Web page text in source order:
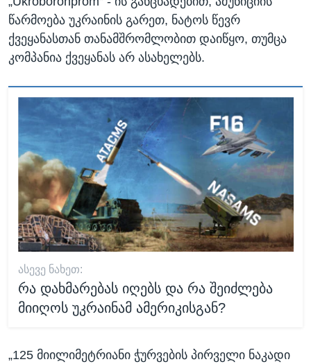
წარმოება უკრაინის გარეთ, ნატოს წევრ
ქვეყანასთან თანამშრომლობით დაიწყო, თუმცა
კომპანია ქვეყანას არ ასახელებს.
ᲐᲡᲔᲕᲔ ᲜᲐᲮᲔᲗ:
რა დახმარებას იღებს და რა შეიძლება
მიიღოს უკრაინამ ამერიკისგან?
„125 მიილიმეტრიანი ჭურვების პირველი ნაკადი